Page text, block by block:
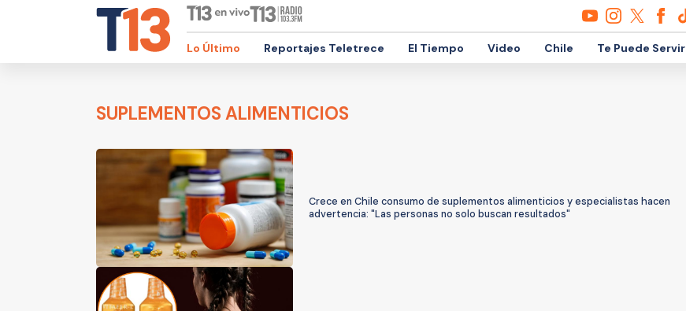
Lo Último Reportajes Teletrece El Tiempo Video Chile Te Puede Servir
SUPLEMENTOS ALIMENTICIOS
Crece en Chile consumo de suplementos alimenticios y especialistas hacen
advertencia: "Las personas no solo buscan resultados"